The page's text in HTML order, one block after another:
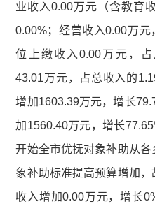
业收入0.00万元（含教育
0.00%；经营收入0.00万
位上缴收入0.00万元，
43.01万元，占总收入的
增加1603.39万元，增长
加1560.40万元，增长
开始全市优抚对象补助从
象补助标准提高预算增加
收入增加0.00万元，增长